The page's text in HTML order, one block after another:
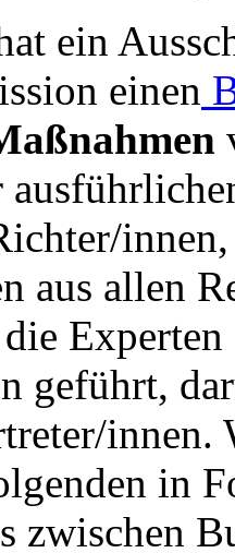
ein
einen
aus allen
geführt,
innen.
in
zwischen